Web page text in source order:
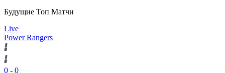
Будущие Топ Матчи
Live
Power Rangers
0 - 0